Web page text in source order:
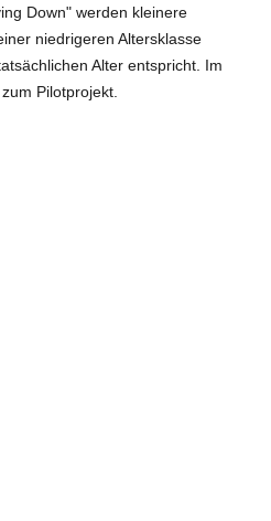
Down" werden kleinere
niedrigeren Altersklasse
Alter entspricht. Im
Pilotprojekt.